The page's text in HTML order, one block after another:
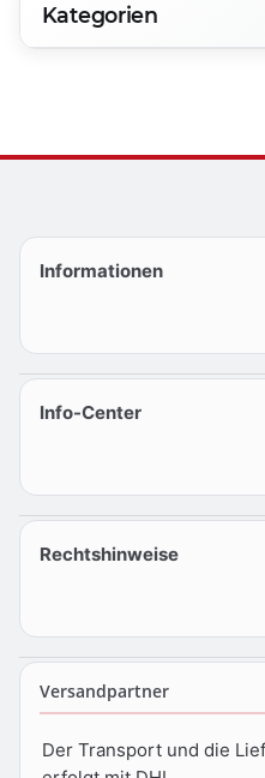
Kategorien
Informationen
Info-Center
Rechtshinweise
Versandpartner
Der Transport und die